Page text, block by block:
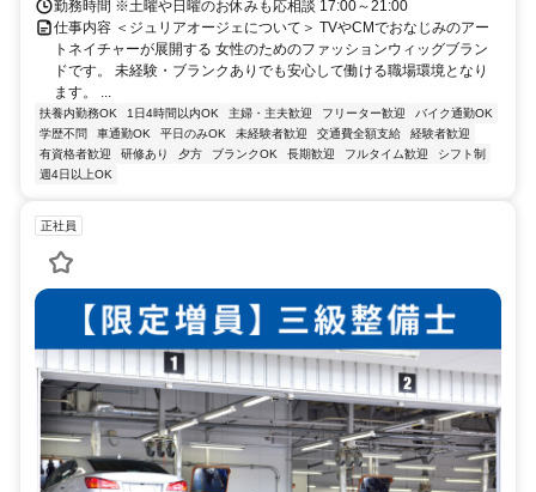
車で約10分
勤務時間 ※土曜や日曜のお休みも応相談 17:00～21:00
仕事内容 ＜ジュリアオージェについて＞ TVやCMでおなじみのアー
トネイチャーが展開する 女性のためのファッションウィッグブラン
ドです。 未経験・ブランクありでも安心して働ける職場環境となり
ます。 ...
扶養内勤務OK 1日4時間以内OK 主婦・主夫歓迎 フリーター歓迎
バイク通勤OK
学歴不問
車通勤OK 平日のみOK 未経験者歓迎 交通費全額支給
経験者歓迎
有資格者歓迎
研修あり 夕方 ブランクOK 長期歓迎 フルタイム歓迎
シフト制
週4日以上OK
正社員